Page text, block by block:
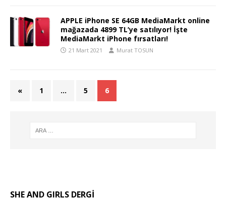
APPLE iPhone SE 64GB MediaMarkt online
mağazada 4899 TL’ye satılıyor! İşte
MediaMarkt iPhone fırsatları!
21 Mart 2021 Murat TOSUN
« 1 … 5 6
SHE AND GIRLS DERGİ